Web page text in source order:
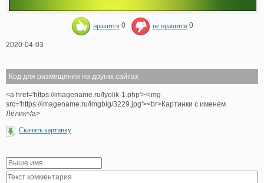
нравится 0 не нравится 0
2020-04-03
Код для размещения на других сайтах
<a href='https://imagename.ru/lyolik-1.php'><img
src='https://imagename.ru/imgbig/3229.jpg'><br>Картинки с именем
Лёлик</a>
Скачать картинку